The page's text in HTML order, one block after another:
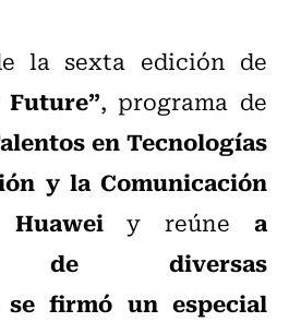
la sexta edición de
, programa de
en Tecnologías
y la Comunicación
y reúnea
de diversas
se firmó un especial